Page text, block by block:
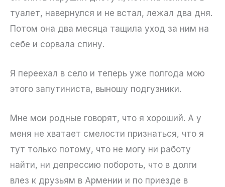
туалет, навернулся и не встал, лежал два дня.
Потом она два месяца тащила уход за ним на
себе и сорвала спину.
Я переехал в село и теперь уже полгода мою
этого запутиниста, выношу подгузники.
Мне мои родные говорят, что я хороший. А у
меня не хватает смелости признаться, что я
тут только потому, что не могу ни работу
найти, ни депрессию побороть, что в долги
влез к друзьям в Армении и по приезде в